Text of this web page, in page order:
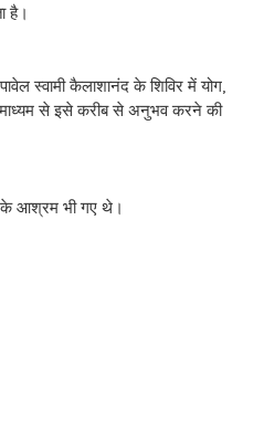
है।
स्वामी कैलाशानंद के शिविर में योग,
माध्यम से इसे करीब से अनुभव करने की
के आश्रम भी गए थे।